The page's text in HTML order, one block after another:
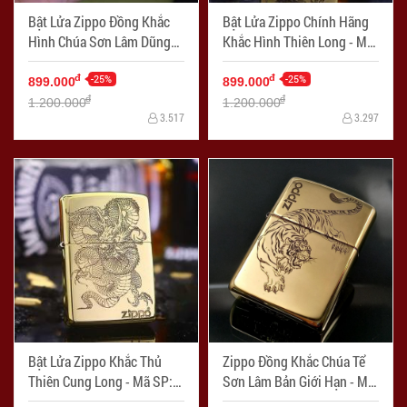
Bật Lửa Zippo Đồng Khắc
Hình Chúa Sơn Lâm Dũng
Mãnh - Mã SP: ZPC2285
899.000đ -25%
1.200.000đ
3.517
Bật Lửa Zippo Chính Hãng
Khắc Hình Thiên Long - Mã
SP: ZPC2275
899.000đ -25%
1.200.000đ
3.297
Bật Lửa Zippo Khắc Thủ
Thiên Cung Long - Mã SP:
ZPC2274
Zippo Đồng Khắc Chúa Tể
Sơn Lâm Bản Giới Hạn - Mã
SP: ZPC2273